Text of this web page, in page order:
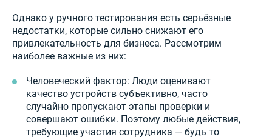
Однако у ручного тестирования есть серьёзные
недостатки, которые сильно снижают его
привлекательность для бизнеса. Рассмотрим
наиболее важные из них:
Человеческий фактор: Люди оценивают
качество устройств субъективно, часто
случайно пропускают этапы проверки и
совершают ошибки. Поэтому любые действия,
требующие участия сотрудника — будь то